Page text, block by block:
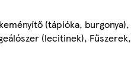
(tápióka, burgonya),
(lecitinek), Fűszerek,